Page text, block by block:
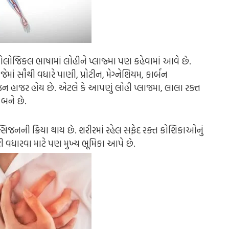
ભાષામાં લોહીને પ્લાજ્મા પણ કહેવામાં આવે છે.
સૌથી વધારે પાણી, પ્રોટીન, મેગ્નેશિયમ, કાર્બન
હાજર હોય છે. એટલે કે આપણું લોહી પ્લાજમા, લાલા રક્ત
બને છે.
ક્રિયા થાય છે. શરીરમાં રહેલ સફેદ રક્ત કોશિકાઓનું
વધારવા માટે પણ મુખ્ય ભૂમિકા આપે છે.